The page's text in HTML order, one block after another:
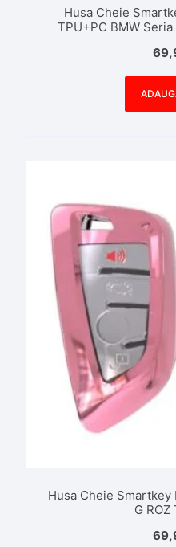
Husa Cheie
TPU+PC BMW
Husa Cheie
G ROZ